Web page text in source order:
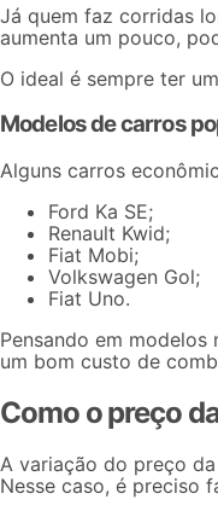
Já quem faz corridas
aumenta um pouco,
O ideal é sempre ter
Modelos de carros
Alguns carros
Ford Ka SE;
Renault Kwid;
Fiat Mobi;
Volkswagen Gol;
Fiat Uno.
Pensando em modelos
um bom custo de
Como o preço
A variação do preço
Nesse caso, é preciso